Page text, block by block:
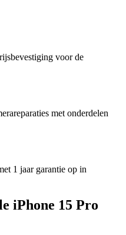
voor de
met onderdelen
1 jaar garantie op in
iPhone 15 Pro